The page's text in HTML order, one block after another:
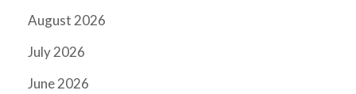
August 2026
July 2026
June 2026